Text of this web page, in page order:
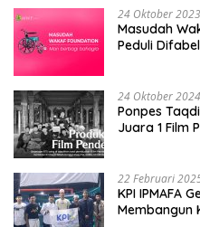
24 Oktober 2023
Masudah
Peduli
24 Oktober 2024
Ponpes
Juara 1 Film
22 Februari
KPI IPMAFA
Membangun